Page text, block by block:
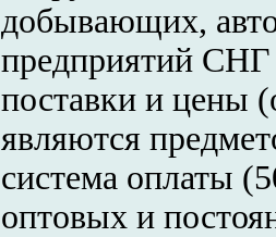
добывающих,
предприятий СНГ
поставки и цены
являются
система оплаты
оптовых и